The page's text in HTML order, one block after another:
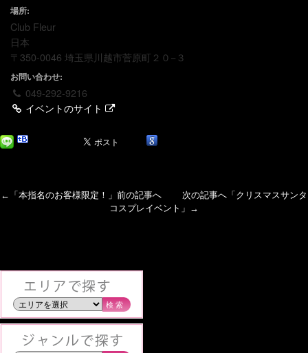
場所:
Club Fleur
日本
〒350-0046 埼玉県川越市菅原町２０−３
お問い合わせ:
049-292-9216
イベントのサイト
←「 本指名のお客様限定！ 」前の記事へ 次の記事へ「 クリスマスサンタ
コスプレイベント 」→
検索